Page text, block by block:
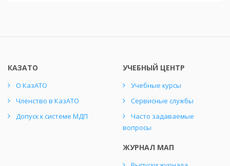
КАЗАТО
О КазАТО
Членство в КазАТО
Допуск к системе МДП
УЧЕБНЫЙ ЦЕНТР
Учебные курсы
Сервисные службы
Часто задаваемые
вопросы
ЖУРНАЛ МАП